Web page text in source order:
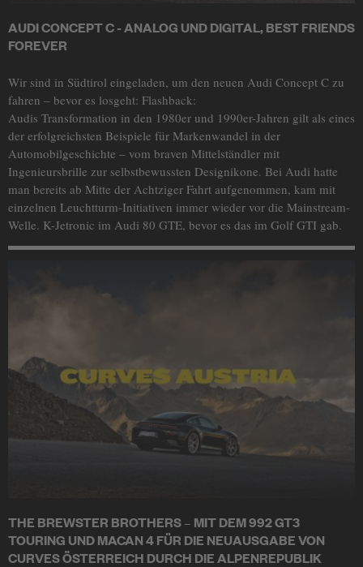
AUDI CONCEPT C - ANALOG UND DIGITAL, BEST FRIENDS
FOREVER
Wir sind in Südtirol eingeladen, um den neuen Audi Concept C zu
fahren – bevor es losgeht: Flashback:
Audis Transformation in den 1980er und 1990er-Jahren gilt als eines
der erfolgreichsten Beispiele für Markenwandel in der
Automobilgeschichte – vom braven Mittelständler mit
Ingenieursbrille zur selbstbewussten Designikone. Bei Audi hatte
man bereits ab Mitte der Achtziger Fahrt aufgenommen, kam mit
einzelnen Leuchtturm-Initiativen immer wieder vor die Mainstream-
Welle. K-Jetronic im Audi 80 GTE, bevor es das im Golf GTI gab.
THE BREWSTER BROTHERS – MIT DEM 992 GT3
TOURING UND MACAN 4 FÜR DIE NEUAUSGABE VON
CURVES ÖSTERREICH DURCH DIE ALPENREPUBLIK